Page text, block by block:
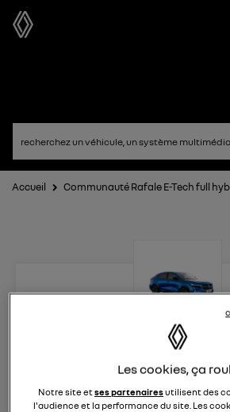
Accueil Communauté Rafale E-Tech full
Rafale E-Tech
263membres
Les cookies, ça
Notre site etses partenairesutilisent des
l'audience et la performance du site. Les